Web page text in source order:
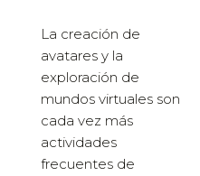
La creación de
avatares y la
exploración de
mundos virtuales son
cada vez más
actividades
frecuentes de